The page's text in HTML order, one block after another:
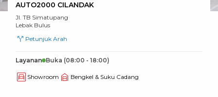
AUTO2000 CILANDAK
Jl. TB Simatupang
Lebak Bulus
Petunjuk Arah
Layanan Buka (08:00 - 18:00)
Showroom Bengkel & Suku Cadang